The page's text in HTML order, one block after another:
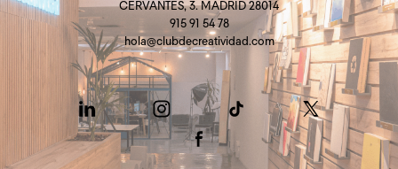
CERVANTES, 3. MADRID 28014
915 91 54 78
hola@clubdecreatividad.com